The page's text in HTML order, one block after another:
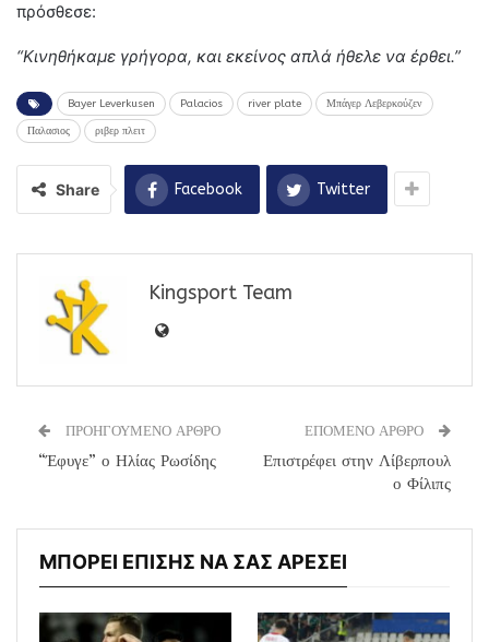
πρόσθεσε:
“Κινηθήκαμε γρήγορα, και εκείνος απλά ήθελε να έρθει.”
Bayer Leverkusen Palacios river plate Μπάγερ Λεβερκούζεν
Παλασιος ριβερ πλειτ
Share Facebook Twitter
Kingsport Team
ΠΡΟΗΓΟΥΜΕΝΟ ΑΡΘΡΟ
“Έφυγε” ο Ηλίας Ρωσίδης
ΕΠΟΜΕΝΟ ΑΡΘΡΟ
Επιστρέφει στην Λίβερπουλ
ο Φίλιπς
ΜΠΟΡΕΙ ΕΠΙΣΗΣ ΝΑ ΣΑΣ ΑΡΕΣΕΙ